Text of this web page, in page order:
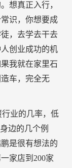
想真正入行，
识，你想要成
，去学去干去
创业成功的机
我就在家里石
车，完全无
业的几率，低
边的几个例
是很有想法的
家店到200家